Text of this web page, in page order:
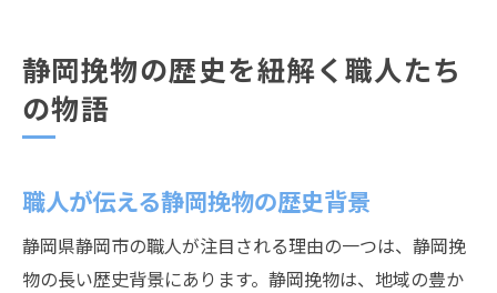
静岡挽物の歴史を紐解く職人たち
の物語
職人が伝える静岡挽物の歴史背景
静岡県静岡市の職人が注目される理由の一つは、静岡挽
物の長い歴史背景にあります。静岡挽物は、地域の豊か